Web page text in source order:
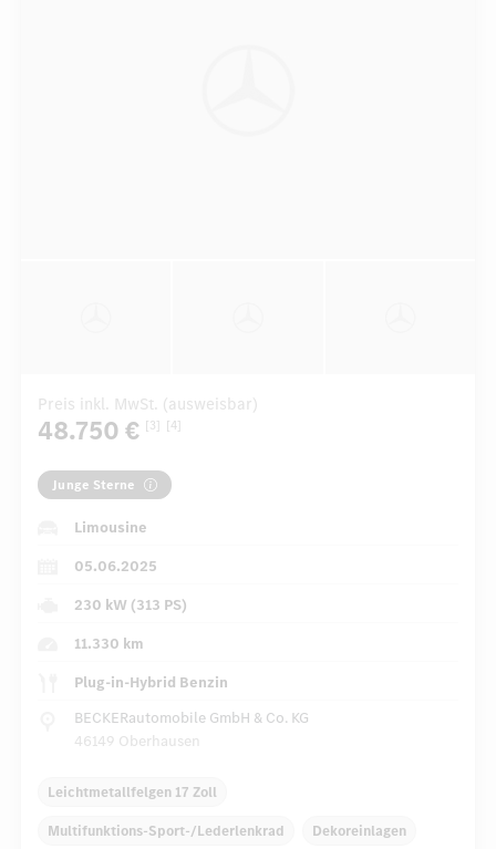
Preis inkl. MwSt. (ausweisbar)
48.750 € [3] [4]
Junge Sterne
Limousine
05.06.2025
230 kW (313 PS)
11.330 km
Plug-in-Hybrid Benzin
BECKERautomobile GmbH & Co. KG
46149 Oberhausen
Leichtmetallfelgen 17 Zoll
Multifunktions-Sport-/Lederlenkrad Dekoreinlagen